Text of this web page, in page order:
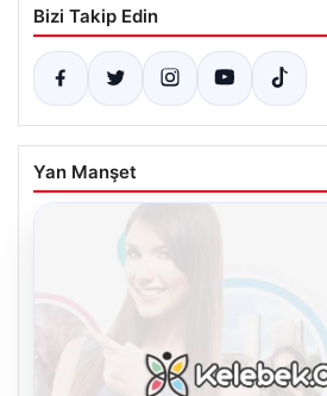
Bizi Takip Edin
Yan Manşet